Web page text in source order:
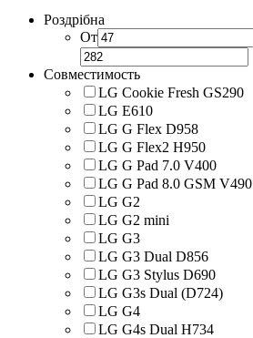
Роздрібна
От
Совместимость
LG Cookie Fresh GS290
LG E610
LG G Flex D958
LG G Flex2 H950
LG G Pad 7.0 V400
LG G Pad 8.0 GSM V490
LG G2
LG G2 mini
LG G3
LG G3 Dual D856
LG G3 Stylus D690
LG G3s Dual (D724)
LG G4
LG G4s Dual H734